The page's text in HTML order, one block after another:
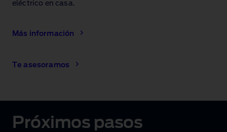
eléctrico en casa.
Más información
Te asesoramos
Próximos pasos